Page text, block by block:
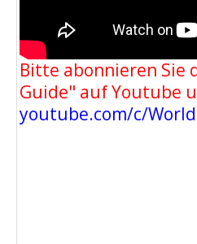
Bitte abonnieren Sie
Guide" auf Youtube
youtube.com/c/